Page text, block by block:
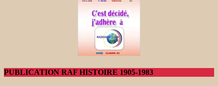
PUBLICATION RAF HISTOIRE 1905-1983